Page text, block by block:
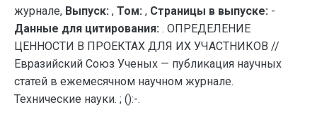
журнале, Выпуск: , Том: , Страницы в выпуске: -
Данные для цитирования: . ОПРЕДЕЛЕНИЕ
ЦЕННОСТИ В ПРОЕКТАХ ДЛЯ ИХ УЧАСТНИКОВ //
Евразийский Союз Ученых — публикация научных
статей в ежемесячном научном журнале.
Технические науки. ; ():-.